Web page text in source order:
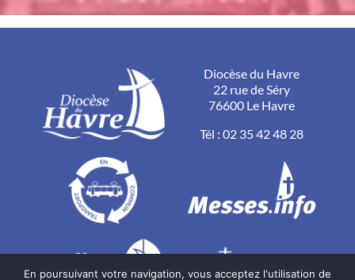
Diocèse du Havre
22 rue de Séry
76600 Le Havre
Tél :02 35 42 48 28
En poursuivant votre navigation, vous acceptez l'utilisation de